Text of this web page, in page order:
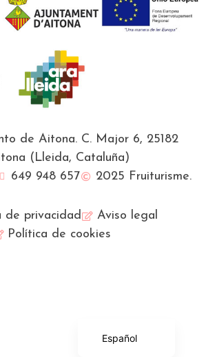
de Aitona. C. Major 6, 25182
(Lleida, Cataluña)
649 948 657 2025 Fruiturisme.
de privacidad
Aviso legal
Política de cookies
Español